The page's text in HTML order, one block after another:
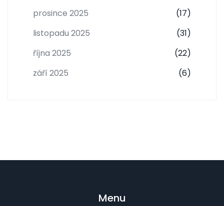
prosince 2025
(17)
listopadu 2025
(31)
října 2025
(22)
září 2025
(6)
Menu